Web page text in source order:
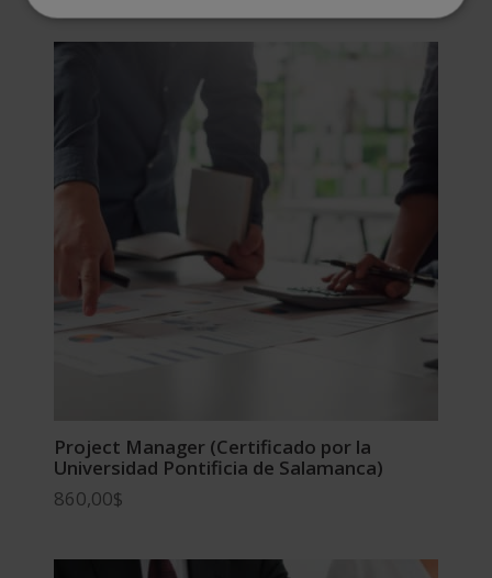
Project Manager (Certificado por la
Universidad Pontificia de Salamanca)
860,00$